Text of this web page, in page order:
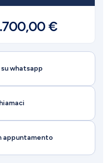
€
whatsapp
appuntamento